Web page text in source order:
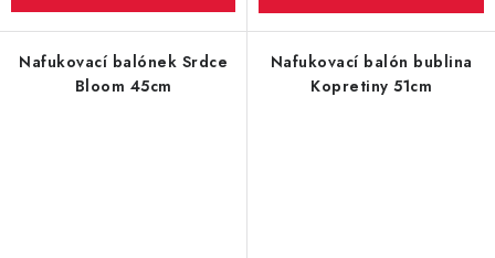
Nafukovací balónek Srdce
Bloom 45cm
Nafukovací balón bublina
Kopretiny 51cm